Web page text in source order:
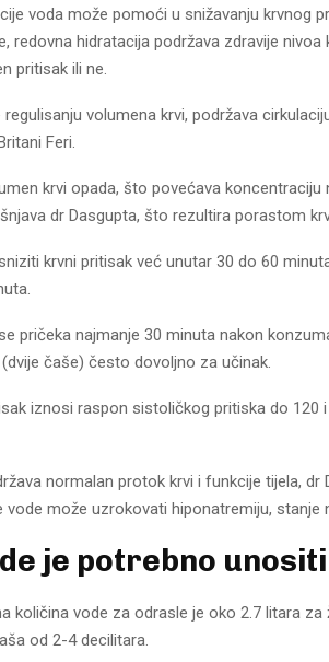
voda može pomoći u snižavanju krvnog
redovna hidratacija podržava zdravije
pritisak ili ne.
volumena krvi, podržava
Feri.
krvi opada, što povećava koncentraciju
dr Dasgupta, što rezultira porastom
krvni pritisak već unutar 30 do 60
pričeka najmanje 30 minuta nakon
čaše) često dovoljno za učinak.
iznosi raspon sistoličkog pritiska do 120
normalan protok krvi i funkcije tijela, dr
vode može uzrokovati hiponatremiju, stanje
je potrebno
količina vode za odrasle je oko 2.7 litara
od 2-4 decilitara.